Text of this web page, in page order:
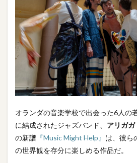
オランダの音楽学校で出会った6人の
に結成されたジャズバンド、 アリガガ
の新譜 『Music Might Help』 は、彼ら
の世界観を存分に楽しめる作品だ。